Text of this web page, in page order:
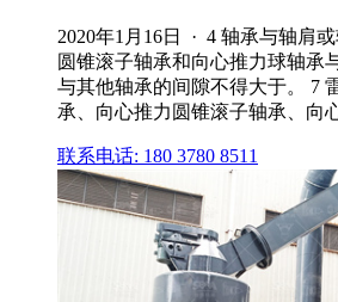
2020年1月16日 · 4 轴承与轴肩
圆锥滚子轴承和向心推力球轴承
与其他轴承的间隙不得大于。 7
承、向心推力圆锥滚子轴承、向
联系电话: 180 3780 8511